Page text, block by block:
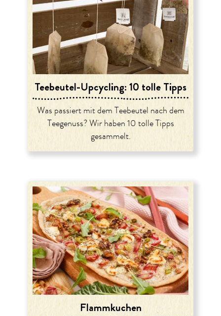
Teebeutel-Upcycling: 10 tolle Tipps
Was passiert mit dem Teebeutel nach dem
Teegenuss? Wir haben 10 tolle Tipps
gesammelt.
Flammkuchen